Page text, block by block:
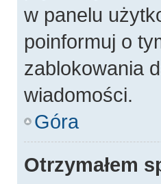
w panelu
poinformuj o
zablokowania
wiadomości.
Góra
Otrzymałem